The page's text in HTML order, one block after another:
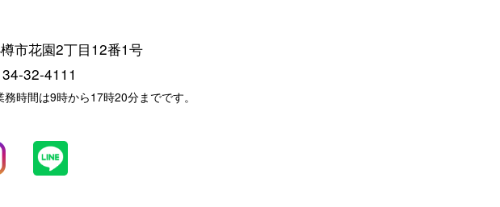
市花園2丁目12番1号
32-4111
時間は9時から17時20分までです。